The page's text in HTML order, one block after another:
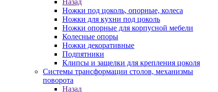
Назад
Ножки под цоколь, опорные, колеса
Ножки для кухни под цоколь
Ножки опорные для корпусной мебели
Колесные опоры
Ножки декоративные
Подпятники
Клипсы и защелки для крепления цоколя
Системы трансформации столов, механизмы
поворота
Назад